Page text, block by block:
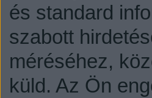
és standard
szabott
méréséhez,
küld. Az Ön